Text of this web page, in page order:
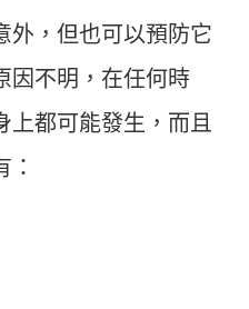
外，但也可以預防它
因不明，在任何時
上都可能發⽣，⽽且